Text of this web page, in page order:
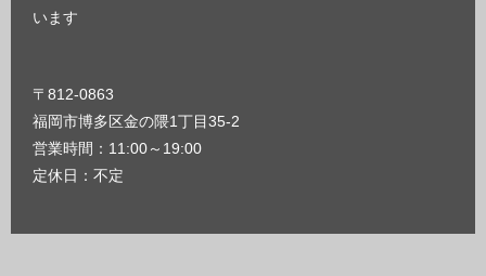
います
〒812-0863
福岡市博多区金の隈1丁目35-2
営業時間：11:00～19:00
定休日：不定